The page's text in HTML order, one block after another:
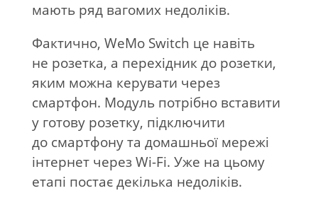
мають ряд вагомих недоліків.
Фактично, WeMo Switch це навіть
не розетка, а перехідник до розетки,
яким можна керувати через
смартфон. Модуль потрібно вставити
у готову розетку, підключити
до смартфону та домашньої мережі
інтернет черезWi-Fi. Уже на цьому
етапі постає декілька недоліків.